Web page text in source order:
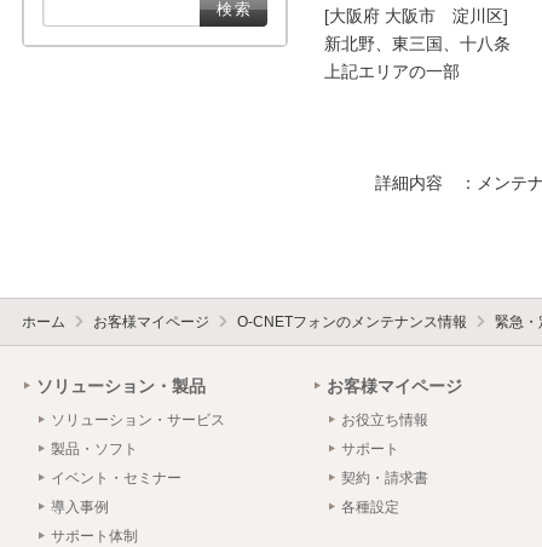
[大阪府 大阪市　淀川区]
新北野、東三国、十八条
上記エリアの一部
詳細内容　：メンテナ
ホーム お客様マイページ O-CNETフォンのメンテナンス情報 緊急・
ソリューション・製品
ソリューション・サービス
製品・ソフト
イベント・セミナー
導入事例
サポート体制
お客様マイページ
お役立ち情報
サポート
契約・請求書
各種設定